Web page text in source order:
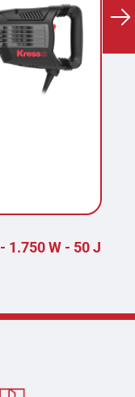
1.750 W - 50 J